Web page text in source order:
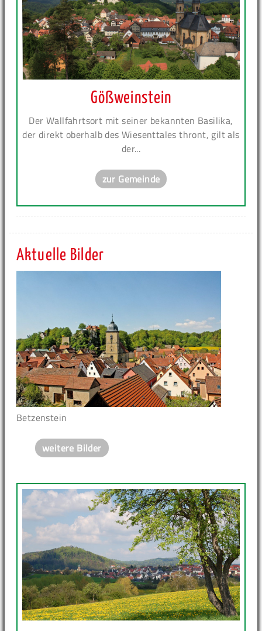
Gößweinstein
Der Wallfahrtsort mit seiner bekannten Basilika,
der direkt oberhalb des Wiesenttales thront, gilt als
der...
zur Gemeinde
Aktuelle Bilder
Betzenstein
weitere Bilder